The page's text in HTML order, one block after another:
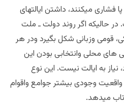
فشاری میکنند، داشتن ایالتهای
در حالیکه اگر روند دولت ـ ملت
قومی وزبانی شکل بگیرد ودر هر
های محلی وانتخابی بودن این
به ایالت نیست. این نوع
وجودی بیشتر جوامع واقوام
میدهد.